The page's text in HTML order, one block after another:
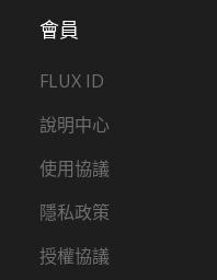
會員
FLUX ID
說明中心
使用協議
隱私政策
授權協議